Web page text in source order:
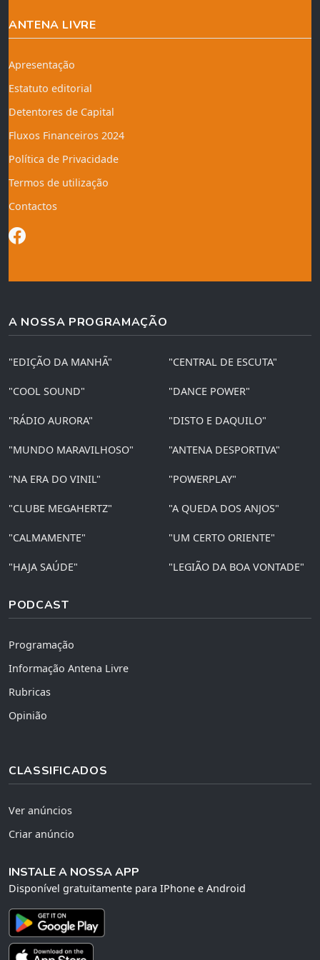
ANTENA LIVRE
Apresentação
Estatuto editorial
Detentores de Capital
Fluxos Financeiros 2024
Política de Privacidade
Termos de utilização
Contactos
A NOSSA PROGRAMAÇÃO
"EDIÇÃO DA MANHÃ" "CENTRAL DE ESCUTA"
"COOL SOUND" "DANCE POWER"
"RÁDIO AURORA" "DISTO E DAQUILO"
"MUNDO MARAVILHOSO" "ANTENA DESPORTIVA"
"NA ERA DO VINIL" "POWERPLAY"
"CLUBE MEGAHERTZ" "A QUEDA DOS ANJOS"
"CALMAMENTE" "UM CERTO ORIENTE"
"HAJA SAÚDE" "LEGIÃO DA BOA VONTADE"
PODCAST
Programação
Informação Antena Livre
Rubricas
Opinião
CLASSIFICADOS
Ver anúncios
Criar anúncio
INSTALE A NOSSA APP
Disponível gratuitamente para IPhone e Android